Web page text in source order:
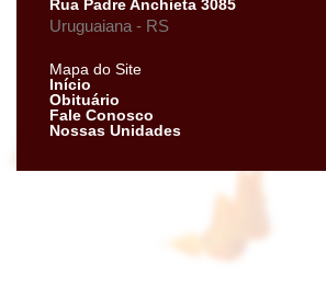
Rua Padre Anchieta 3085
Uruguaiana - RS
Mapa do Site
Início
Obituário
Fale Conosco
Nossas Unidades